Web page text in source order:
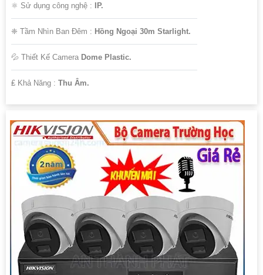
⚛️ Sử dụng công nghệ : IP.
❈ Tầm Nhìn Ban Đêm : Hồng Ngoại 30m Starlight.
💦 Thiết Kế Camera Dome Plastic.
️₤ Khả Năng : Thu Âm.